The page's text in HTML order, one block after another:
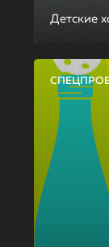
Детские